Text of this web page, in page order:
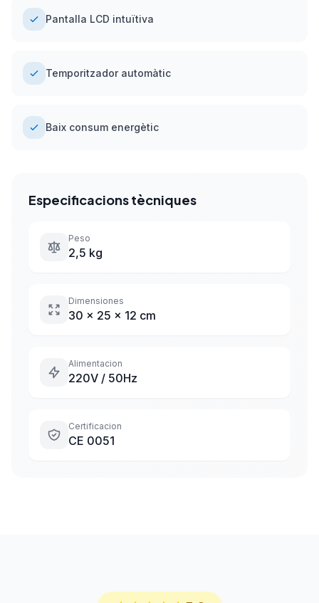
Pantalla LCD intuïtiva
Temporitzador automàtic
Baix consum energètic
Especificacions tècniques
Peso
2,5 kg
Dimensiones
30 x 25 x 12 cm
Alimentacion
220V / 50Hz
Certificacion
CE 0051